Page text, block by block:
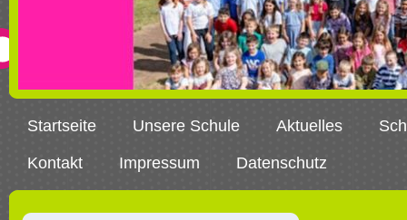
Startseite Unsere Schule Aktuelles
Kontakt Impressum Datenschutz